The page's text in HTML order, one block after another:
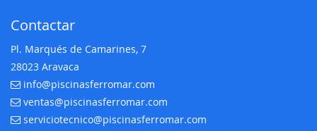
Contactar
Pl. Marqués de Camarines, 7
28023 Aravaca
E-mail:
info@piscinasferromar.com
E-mail:
ventas@piscinasferromar.com
E-mail:
serviciotecnico@piscinasferromar.com